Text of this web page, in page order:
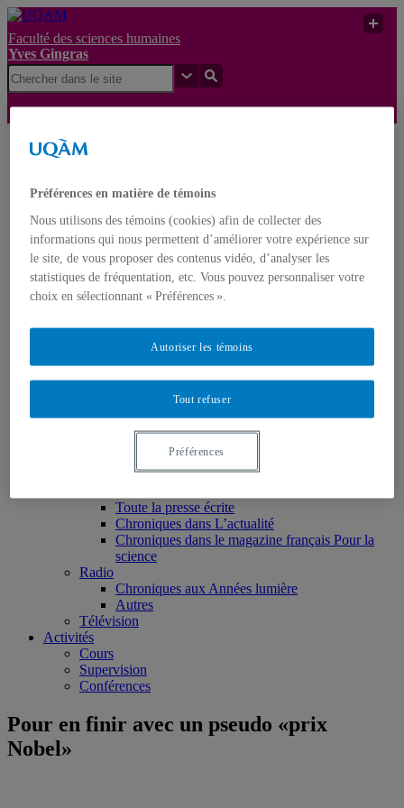
Faculté des sciences humaines
Yves Gingras
FrançaisEnglish
Accueil
À propos d’Yves Gingras
Distinctions et prix
Nominations
Livres
Monographies
Rapports et notes de recherche
Toute la presse écrite
Chroniques dans L’actualité
Chroniques dans le magazine français Pour la
science
Radio
Chroniques aux Années lumière
Autres
Télévision
Activités
Cours
Supervision
Conférences
Pour en finir avec un pseudo «prix
Nobel»
Préférences en matière de témoins
Nous utilisons des témoins (cookies) afin de collecter des
informations qui nous permettent d’améliorer votre expérience sur
le site, de vous proposer des contenus vidéo, d’analyser les
statistiques de fréquentation, etc. Vous pouvez personnaliser votre
choix en sélectionnant « Préférences ».
Tout refuser
Autoriser les témoins
Préférences